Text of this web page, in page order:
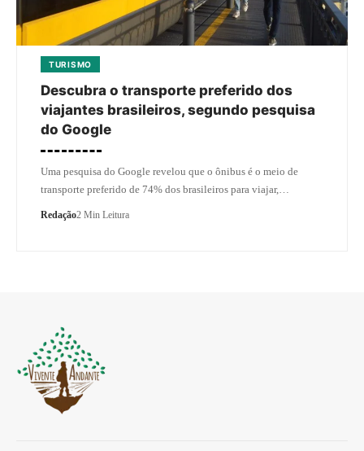
TURISMO
Descubra o transporte preferido dos
viajantes brasileiros, segundo pesquisa
do Google
Uma pesquisa do Google revelou que o ônibus é o meio de
transporte preferido de 74% dos brasileiros para viajar,…
Redação2 Min Leitura